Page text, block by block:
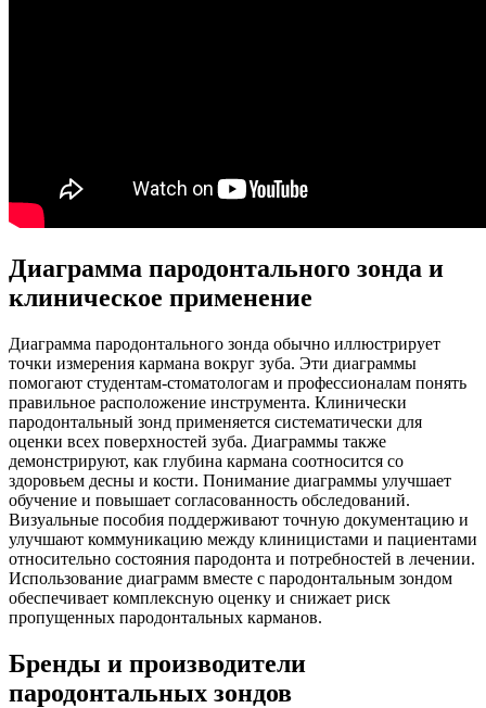
Диаграмма пародонтального зонда и
клиническое применение
Диаграмма пародонтального зонда обычно иллюстрирует
точки измерения кармана вокруг зуба. Эти диаграммы
помогают студентам-стоматологам и профессионалам понять
правильное расположение инструмента. Клинически
пародонтальный зонд применяется систематически для
оценки всех поверхностей зуба. Диаграммы также
демонстрируют, как глубина кармана соотносится со
здоровьем десны и кости. Понимание диаграммы улучшает
обучение и повышает согласованность обследований.
Визуальные пособия поддерживают точную документацию и
улучшают коммуникацию между клиницистами и пациентами
относительно состояния пародонта и потребностей в лечении.
Использование диаграмм вместе с пародонтальным зондом
обеспечивает комплексную оценку и снижает риск
пропущенных пародонтальных карманов.
Бренды и производители
пародонтальных зондов